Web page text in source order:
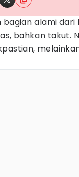
alami dari
bahkan takut.